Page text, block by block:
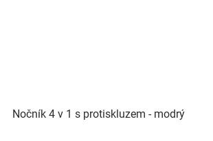
Nočník 4 v 1 s protiskluzem - modrý